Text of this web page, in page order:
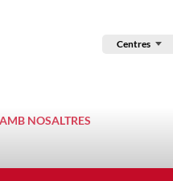
Centres
NOSALTRES